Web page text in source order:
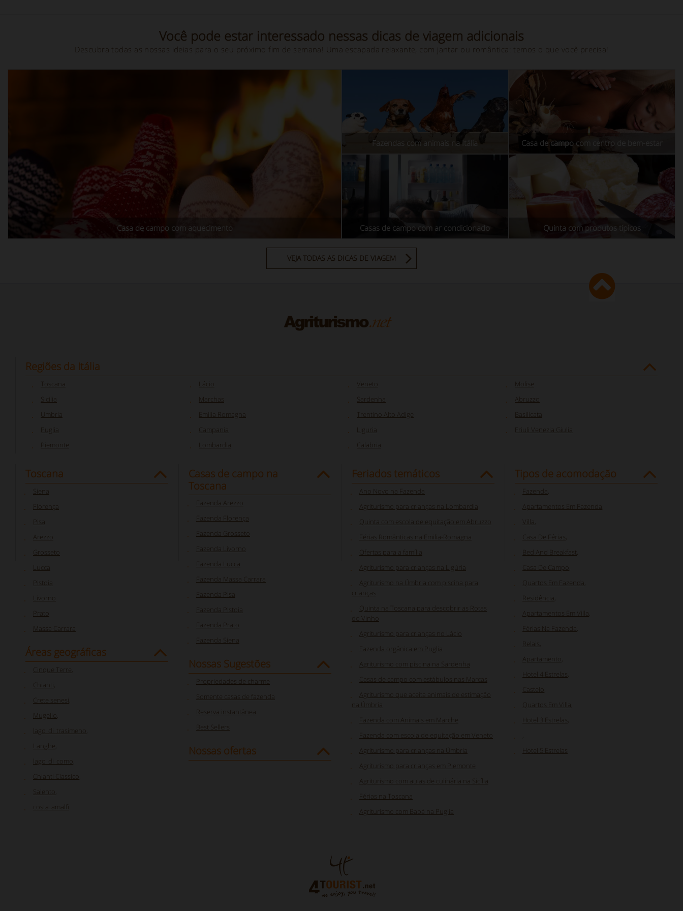
Você pode estar interessado nessas dicas de viagem adicionais
Descubra todas as nossas ideias para o seu próximo fim de semana! Uma escapada relaxante, com jantar ou romântica: temos o que você precisa!
Casa de campo com aquecimento
Fazendas com animais na Itália Casa de campo com centro de bem-estar
Casas de campo com ar condicionado Quinta com produtos típicos
VEJA TODAS AS DICAS DE VIAGEM
Regiões da Itália
Toscana
Sicília
Umbria
Puglia
Piemonte
Lácio
Marchas
Emilia Romagna
Campania
Lombardia
Veneto
Sardenha
Trentino Alto Adige
Liguria
Calabria
Molise
Abruzzo
Basilicata
Friuli Venezia Giulia
Toscana
Siena
Florença
Pisa
Arezzo
Grosseto
Lucca
Pistoia
Livorno
Prato
Massa Carrara
Áreas geográficas
Cinque Terre
Chianti
Crete senesi
Mugello
lago_di_trasimeno
Langhe
lago_di_como
Chianti Classico
Salento
costa_amalfi
Casas de campo na
Toscana
Fazenda Arezzo
Fazenda Florença
Fazenda Grosseto
Fazenda Livorno
Fazenda Lucca
Fazenda Massa Carrara
Fazenda Pisa
Fazenda Pistoia
Fazenda Prato
Fazenda Siena
Nossas Sugestões
Propriedades de charme
Somente casas de fazenda
Reserva instantânea
Best Sellers
Nossas ofertas
Feriados temáticos
Ano Novo na Fazenda
Agriturismo para crianças na Lombardia
Quinta com escola de equitação em Abruzzo
Férias Românticas na Emilia-Romagna
Ofertas para a família
Agriturismo para crianças na Ligúria
Agriturismo na Úmbria com piscina para
crianças
Quinta na Toscana para descobrir as Rotas
do Vinho
Agriturismo para crianças no Lácio
Fazenda orgânica em Puglia
Agriturismo com piscina na Sardenha
Casas de campo com estábulos nas Marcas
Agriturismo que aceita animais de estimação
na Úmbria
Fazenda com Animais em Marche
Fazenda com escola de equitação em Veneto
Agriturismo para crianças na Úmbria
Agriturismo para crianças em Piemonte
Agriturismo com aulas de culinária na Sicília
Férias na Toscana
Agriturismo com Babá na Puglia
Tipos de acomodação
Fazenda
Apartamentos Em Fazenda
Villa
Casa De Férias
Bed And Breakfast
Casa De Campo
Quartos Em Fazenda
Residência
Apartamentos Em Villa
Férias Na Fazenda
Relais
Apartamento
Hotel 4 Estrelas
Castelo
Quartos Em Villa
Hotel 3 Estrelas
Hotel 5 Estrelas